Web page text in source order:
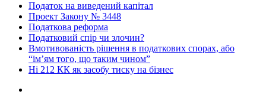
Податок на виведений капітал
Проект Закону № 3448
Податкова реформа
Податковий спір чи злочин?
Вмотивованість рішення в податкових спорах, або
“ім’ям того, що таким чином”
Ні 212 КК як засобу тиску на бізнес